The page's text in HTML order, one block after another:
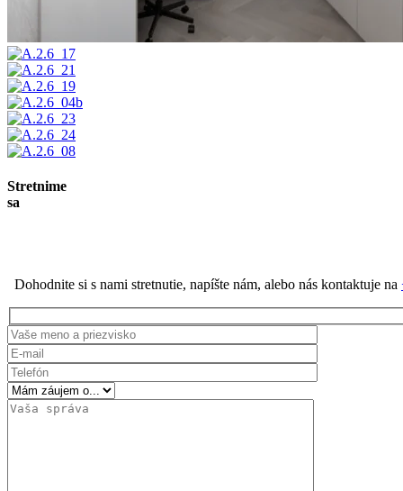
Stretnime
sa
Dohodnite si s nami stretnutie, napíšte nám, alebo nás kontaktuje na